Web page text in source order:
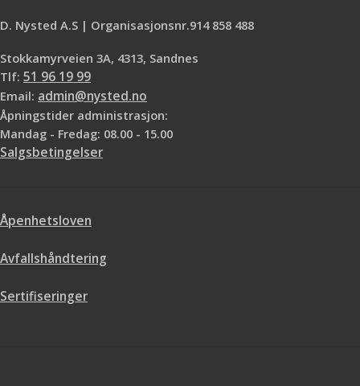
påføres med spray, klut eller
lignende - For rensing av hele
gjenstander kan det benyttes bad
for dyprensing - For rensing av små
elektroniske komponenter og
kretskort, bruk Q-tips som fuktes
lett - Norsk produsert
D. Nysted A.S | Organisasjonsnr.914 858 488
Stokkamyrveien 3A, 4313, Sandnes
Tlf: 51 96 19 99
Email: admin@nysted.no
Åpningstider administrasjon:
Mandag - Fredag: 08.00 - 15.00
Salgsbetingelser
Åpenhetsloven
Avfallshåndtering
Sertifiseringer